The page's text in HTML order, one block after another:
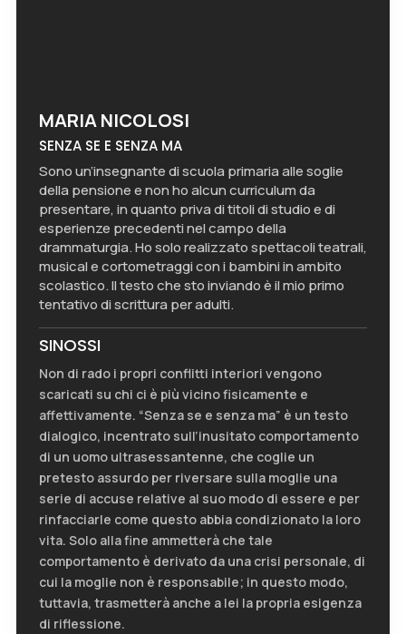
MARIA NICOLOSI
SENZA SE E SENZA MA
Sono un’insegnante di scuola primaria alle soglie
della pensione e non ho alcun curriculum da
presentare, in quanto priva di titoli di studio e di
esperienze precedenti nel campo della
drammaturgia. Ho solo realizzato spettacoli teatrali,
musical e cortometraggi con i bambini in ambito
scolastico. Il testo che sto inviando è il mio primo
tentativo di scrittura per adulti.
SINOSSI
Non di rado i propri conflitti interiori vengono
scaricati su chi ci è più vicino fisicamente e
affettivamente. “Senza se e senza ma” è un testo
dialogico, incentrato sull’inusitato comportamento
di un uomo ultrasessantenne, che coglie un
pretesto assurdo per riversare sulla moglie una
serie di accuse relative al suo modo di essere e per
rinfacciarle come questo abbia condizionato la loro
vita. Solo alla fine ammetterà che tale
comportamento è derivato da una crisi personale, di
cui la moglie non è responsabile; in questo modo,
tuttavia, trasmetterà anche a lei la propria esigenza
di riflessione.